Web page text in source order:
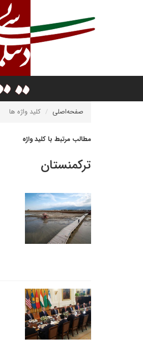
صفحه‌اصلی کلید واژه ها
مطالب مرتبط با کلید واژه
ترکمنستان